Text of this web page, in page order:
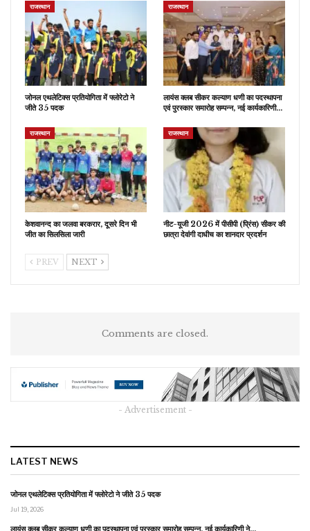
राजस्थान
जोनल एथलेटिक्स प्रतियोगिता में फ्लोरेटो ने
जीते 35 पदक
राजस्थान
लायंस क्लब सीकर कल्याण धणी का पदस्थापना
एवं पुरस्कार समारोह सम्पन्न, नई कार्यकारिणी…
राजस्थान
केशवानन्द का जलवा बरकरार, दूसरे दिन भी
जीत का सिलसिला जारी
राजस्थान
नीट-यूजी 2026 में पीसीपी (प्रिंस) सीकर की
छात्रा देवांगी दाधीच का शानदार प्रदर्शन
PREV NEXT
Comments are closed.
- Advertisement -
LATEST NEWS
जोनल एथलेटिक्स प्रतियोगिता में फ्लोरेटो ने जीते 35 पदक
Jul 19, 2026